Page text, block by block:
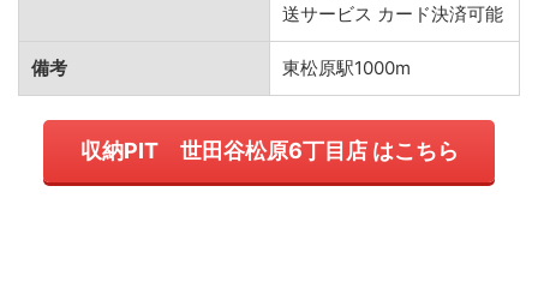
送サービス カード決済可能
備考 東松原駅1000m
収納PIT 世田谷松原6丁目店 はこちら